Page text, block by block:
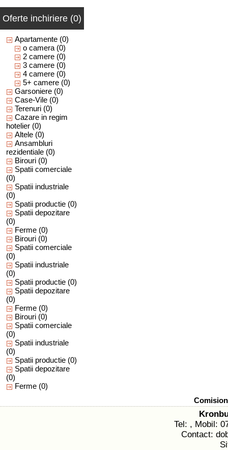
Oferte inchiriere (0)
Apartamente (0)
o camera (0)
2 camere (0)
3 camere (0)
4 camere (0)
5+ camere (0)
Garsoniere (0)
Case-Vile (0)
Terenuri (0)
Cazare in regim
hotelier (0)
Altele (0)
Ansambluri
rezidentiale (0)
Birouri (0)
Spatii comerciale
(0)
Spatii industriale
(0)
Spatii productie (0)
Spatii depozitare
(0)
Ferme (0)
Birouri (0)
Spatii comerciale
(0)
Spatii industriale
(0)
Spatii productie (0)
Spatii depozitare
(0)
Ferme (0)
Birouri (0)
Spatii comerciale
(0)
Spatii industriale
(0)
Spatii productie (0)
Spatii depozitare
(0)
Ferme (0)
Tel: , Mobil:
Contact: